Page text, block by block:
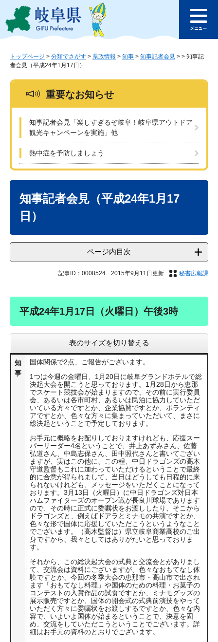
ジ
ュ
このページの本文へ
ュ
トップページ > 分類でさがす > 県政情報 > 知事 > 知事記者会見 > > 知事記
者会見（平成24年1月17日）
重要なお知らせ
知事記者会見「楽しすぎるぞ岐阜！岐阜県アウトドア
観光キャンペーンを実施」他
熱中症を予防しましょう
知事記者会見（平成24年1月17
日）
ページ内目次
記事ID：0008524 2015年9月11日更新 秘書広報課
平成24年1月17日（火曜日）午後3時
表のサイズを切り替える
知
事
国体関係で2点、ご報告がございます。
1つは今週の金曜日、1月20日に岐阜グランドホテルで総
決起大会を開こうと思っております。1月28日から恵那
でスケート競技会が始まりますので、その前に実行委員
会、あるいは各市町村、あるいは民泊に協力していただ
いている方々ですとか、企業協賛ですとか、ボランティ
アですとか、色々な方々に集まっていただいて、まさに
総決起ということで予定しております。
お手元に概略をお配りしておりますけれども、応援スー
パーリーダー4名ということで、井上あずみさん、佐藤
弘道さん、中島志保さん、田中照代さんと書いてござい
ますが、実はこの他に、この程、中日ドラゴンズの高木
守道監督もこれに加わっていただけるということで最終
的に合意が得られまして、当日はどうしても日程的に来
られないけれども、メッセージをいただくことになって
おります。3月13日（火曜日）に中日ドラゴンズ対日本
ハムファイターズのオープン戦が長良川球場であります
ので、その時に正式に委嘱状をお渡ししたり、そこから
ドラゴンズと、例えばドアラとミナモの共演ですとか、
色々な形で国体に応援していただこうというようなこと
でございます。（高木監督は）県立岐阜商業高校のご出
身ですから、我々としてはありがたいと思っておりま
す。
それから、この総決起大会の式典と交流会とがありまし
て、交流会は資料にございますが、色々なおもてなし体
験ですとか、今回の冬季大会の恵那市・高山市で出され
ます「おもてなし料理」や国体のための料理・お菓子の
コンテストの入賞作品の試食ですとか、ミナモグッズの
展示販売ですとか、国体の開会式の式典前演技をやって
いただく方々に委嘱状をお渡しするですとか、色々な内
容で、いよいよ国体が始まるということで、決意を固
め、交流をしていただこうということでございます。詳
細はお手元の資料のとおりでございます。